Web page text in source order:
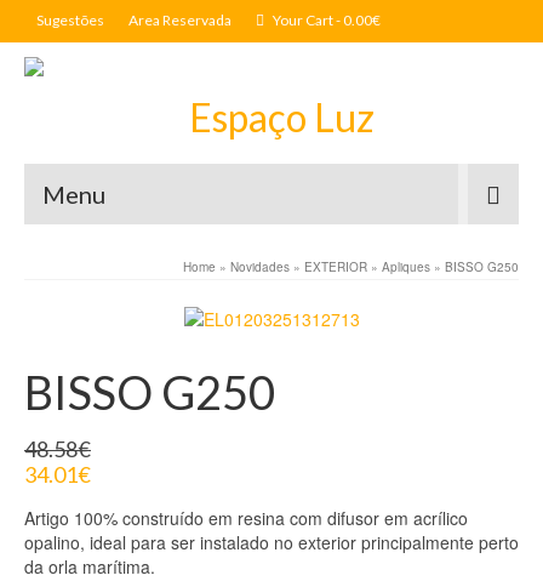
Sugestões Area Reservada Your Cart-0.00€
Menu
Home » Novidades » EXTERIOR » Apliques » BISSO G250
BISSO G250
48.58€
34.01€
Artigo 100% construído em resina com difusor em acrílico
opalino, ideal para ser instalado no exterior principalmente perto
da orla marítima.